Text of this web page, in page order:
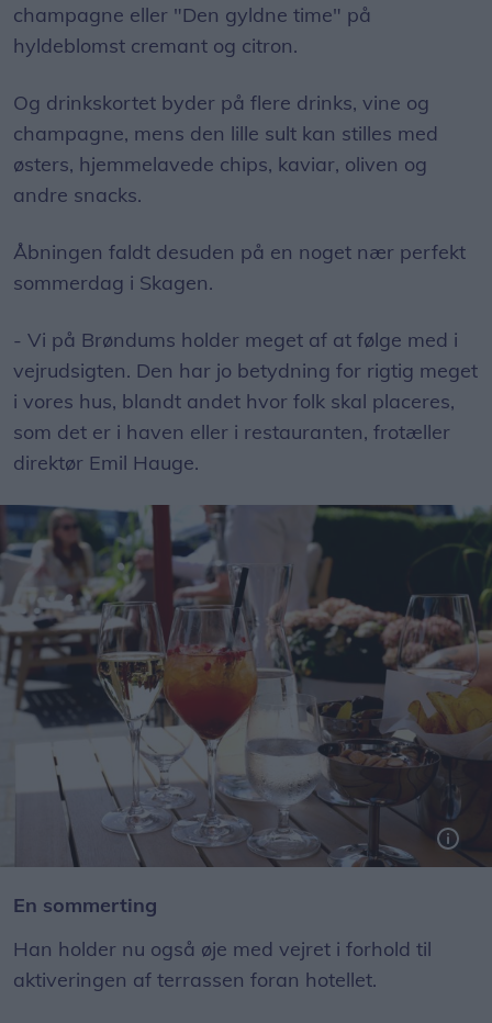
champagne eller "Den gyldne time" på
hyldeblomst cremant og citron.
Og drinkskortet byder på flere drinks, vine og
champagne, mens den lille sult kan stilles med
østers, hjemmelavede chips, kaviar, oliven og
andre snacks.
Åbningen faldt desuden på en noget nær perfekt
sommerdag i Skagen.
- Vi på Brøndums holder meget af at følge med i
vejrudsigten. Den har jo betydning for rigtig meget
i vores hus, blandt andet hvor folk skal placeres,
som det er i haven eller i restauranten, frotæller
direktør Emil Hauge.
En sommerting
Han holder nu også øje med vejret i forhold til
aktiveringen af terrassen foran hotellet.